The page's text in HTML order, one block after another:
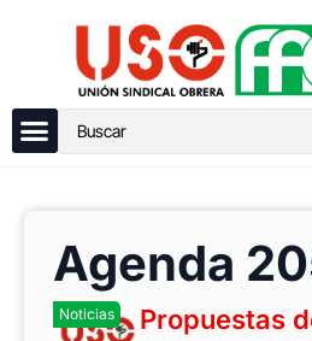
Agenda
Noticias
Propuestas